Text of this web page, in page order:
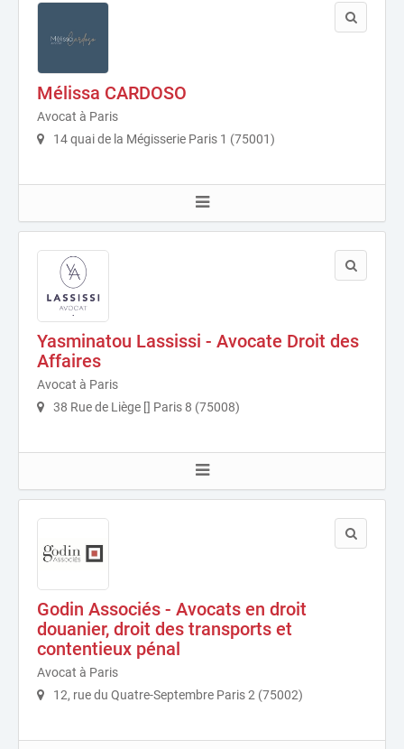
Mélissa CARDOSO
Avocat à Paris
14 quai de la Mégisserie Paris 1 (75001)
Yasminatou Lassissi - Avocate Droit des
Affaires
Avocat à Paris
38 Rue de Liège [] Paris 8 (75008)
Godin Associés - Avocats en droit
douanier, droit des transports et
contentieux pénal
Avocat à Paris
12, rue du Quatre-Septembre Paris 2 (75002)